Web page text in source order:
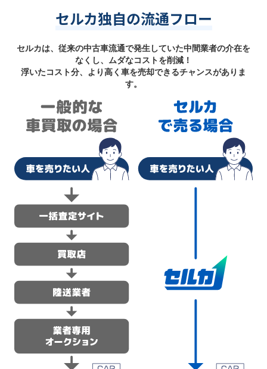
セルカ独自の流通フロー
セルカは、従来の中古車流通で発生していた中間業者の介在を
なくし、ムダなコストを削減！
浮いたコスト分、より高く車を売却できるチャンスがありま
す。